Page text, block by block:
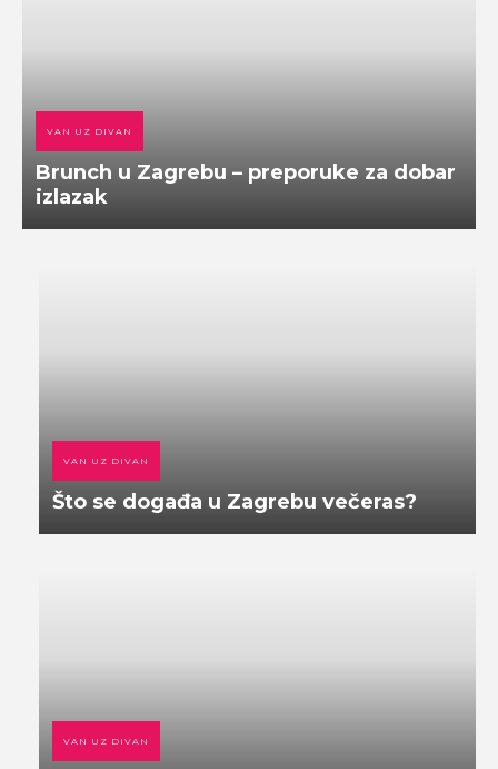
VAN UZ DIVAN
Brunch u Zagrebu – preporuke za dobar
izlazak
VAN UZ DIVAN
Što se događa u Zagrebu večeras?
VAN UZ DIVAN